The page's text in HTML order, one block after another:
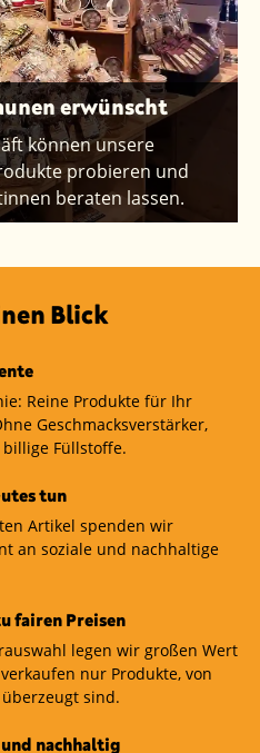
erwünscht
können unsere
probieren und
beraten lassen.
Blick
Reine Produkte für Ihr
Geschmacksverstärker,
Füllstoffe.
tun
Artikel spenden wir
an soziale und nachhaltige
fairen Preisen
legen wir großen Wert
nur Produkte, von
sind.
nachhaltig